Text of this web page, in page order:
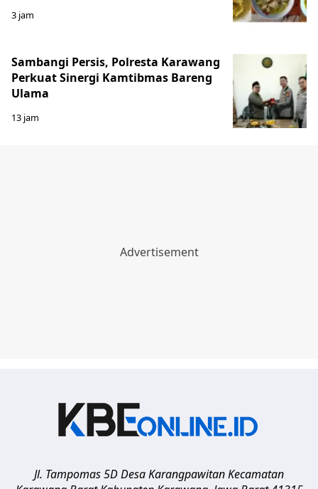
3 jam
Sambangi Persis, Polresta Karawang
Perkuat Sinergi Kamtibmas Bareng
Ulama
13 jam
Jl. Tampomas 5D Desa Karangpawitan Kecamatan